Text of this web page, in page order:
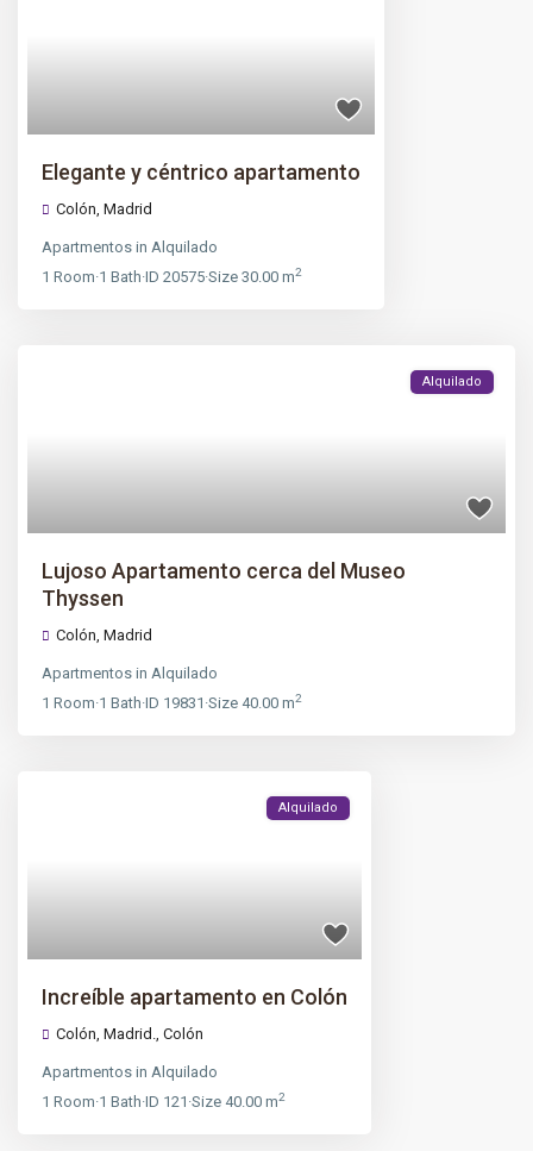
Elegante y céntrico apartamento
Colón,Madrid
Apartmentos inAlquilado
1 Room·1 Bath·ID20575·Size30.00 m2
Alquilado
Lujoso Apartamento cerca del Museo
Thyssen
Colón,Madrid
Apartmentos inAlquilado
1 Room·1 Bath·ID 19831 ·Size 40.00 m2
Alquilado
Increíble apartamento en Colón
Colón, Madrid.,Colón
Apartmentos inAlquilado
1 Room·1 Bath·ID 121 ·Size 40.00 m2